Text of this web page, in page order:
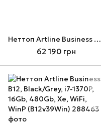
Неттоп Artline Business B12, Black/Grey, i5-1340P, 32Gb, 1Tb, Xe, WiFi, Win11P (B12v37Win)
62 190 грн